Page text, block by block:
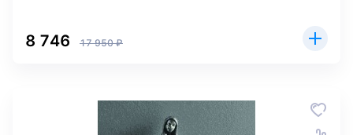
8 746 17 950 ₽